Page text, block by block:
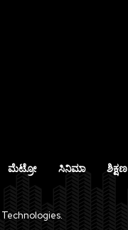
ಮೆಟ್ರೋ ಸಿನಿಮಾ ಶಿಕ್ಷಣ